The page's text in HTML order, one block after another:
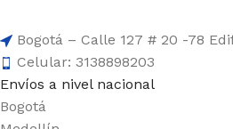
Bogotá – Calle 127 # 20 -78
Celular: 3138898203
Envíos a nivel nacional
Bogotá